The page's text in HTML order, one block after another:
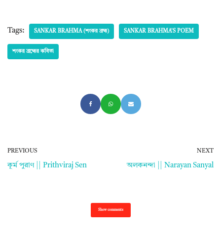
Tags: SANKAR BRAHMA (শংকর ব্রহ্ম) SANKAR BRAHMA'S POEM
শংকর ব্রহ্মের কবিতা
PREVIOUS
কূর্ম পুরাণ || Prithviraj Sen
NEXT
অলকনন্দা || Narayan Sanyal
Show comments